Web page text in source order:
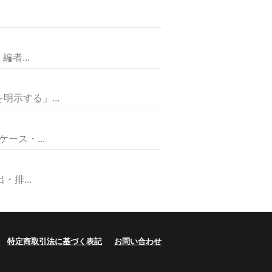
者...
示する」...
ース・...
排...
特定商取引法に基づく表記 お問い合わせ